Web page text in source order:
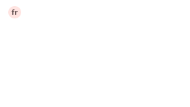
fr